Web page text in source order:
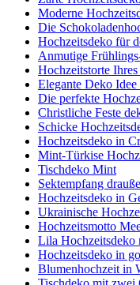
Moderne
Die
Hochzeitsdeko für
Anmutige
Hochzeitstorte
Elegante Deko
Die perfekte
Christliche Feste
Schicke
Hochzeitsdeko in
Mint-Türkise
Tischdeko Mint
Sektempfang
Hochzeitsdeko in
Ukrainische
Hochzeitsmotto
Lila Hochzeitsdeko
Hochzeitsdeko in
Blumenhochzeit in